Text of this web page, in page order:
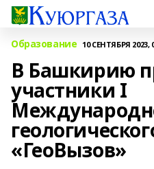
Образование 10 СЕНТЯБРЯ 2023,
В Башкирию
участники I
«ГеоВызов»